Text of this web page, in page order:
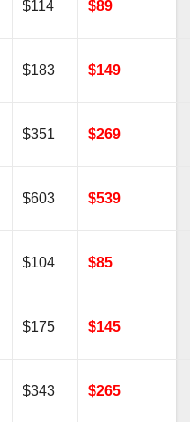
$114 $89
$183 $149
$351 $269
$603 $539
$104 $85
$175 $145
$343 $265